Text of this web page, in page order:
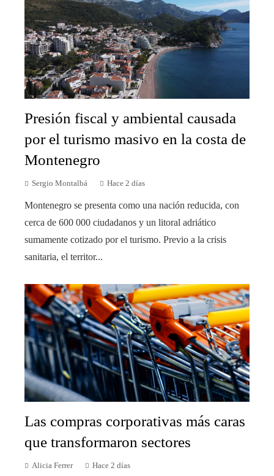
Presión fiscal y ambiental causada
por el turismo masivo en la costa de
Montenegro
Sergio Montalbá Hace 2 días
Montenegro se presenta como una nación reducida, con
cerca de 600 000 ciudadanos y un litoral adriático
sumamente cotizado por el turismo. Previo a la crisis
sanitaria, el territor...
Las compras corporativas más caras
que transformaron sectores
Alicia Ferrer Hace 2 días